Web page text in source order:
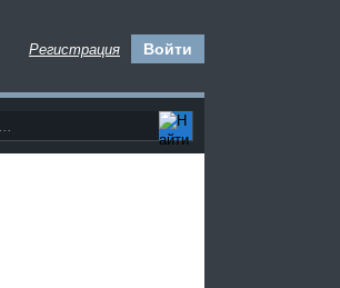
Регистрация Войти